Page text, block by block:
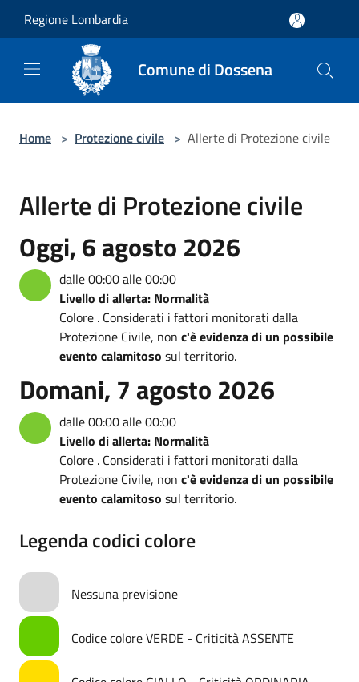
Regione Lombardia
Comune di Dossena
Home > Protezione civile > Allerte di Protezione civile
Allerte di Protezione civile
Oggi, 6 agosto 2026
dalle 00:00 alle 00:00
Livello di allerta: Normalità
Colore . Considerati i fattori monitorati dalla
Protezione Civile, non c'è evidenza di un possibile
evento calamitoso sul territorio.
Domani, 7 agosto 2026
dalle 00:00 alle 00:00
Livello di allerta: Normalità
Colore . Considerati i fattori monitorati dalla
Protezione Civile, non c'è evidenza di un possibile
evento calamitoso sul territorio.
Legenda codici colore
Nessuna previsione
Codice colore VERDE - Criticità ASSENTE